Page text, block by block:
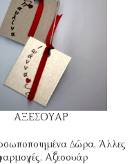
ΑΞΕΣΟΥΑΡ
Δώρα,Άλλες
,Αξεσουάρ